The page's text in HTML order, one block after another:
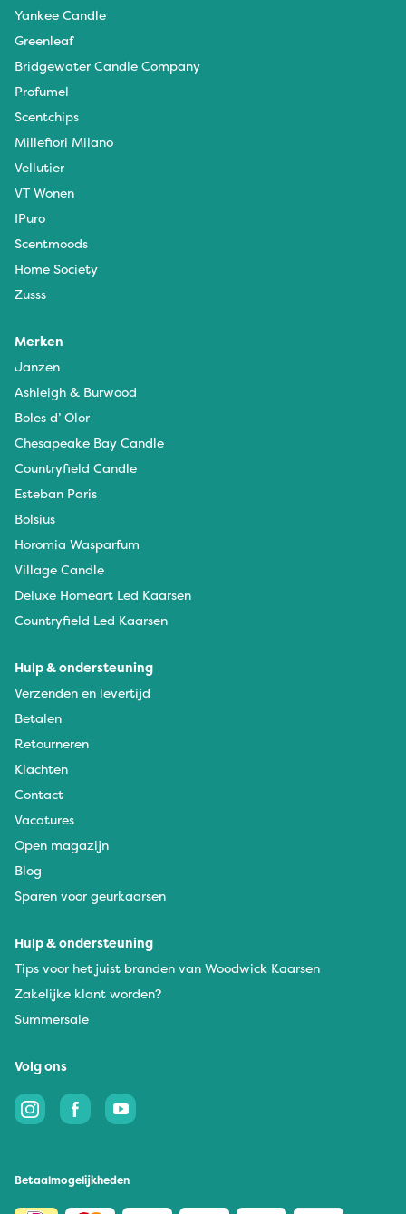
Yankee Candle
Greenleaf
Bridgewater Candle Company
Profumel
Scentchips
Millefiori Milano
Vellutier
VT Wonen
IPuro
Scentmoods
Home Society
Zusss
Merken
Janzen
Ashleigh & Burwood
Boles d’ Olor
Chesapeake Bay Candle
Countryfield Candle
Esteban Paris
Bolsius
Horomia Wasparfum
Village Candle
Deluxe Homeart Led Kaarsen
Countryfield Led Kaarsen
Hulp & ondersteuning
Verzenden en levertijd
Betalen
Retourneren
Klachten
Contact
Vacatures
Open magazijn
Blog
Sparen voor geurkaarsen
Hulp & ondersteuning
Tips voor het juist branden van Woodwick Kaarsen
Zakelijke klant worden?
Summersale
Volg ons
Betaalmogelijkheden